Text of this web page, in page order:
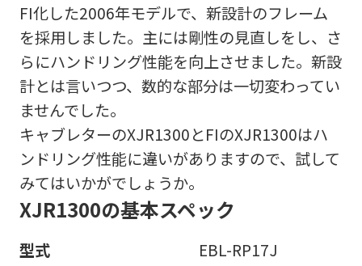
FI化した2006年モデルで、新設計のフレーム
を採用しました。主には剛性の見直しをし、さ
らにハンドリング性能を向上させました。新設
計とは言いつつ、数的な部分は一切変わってい
ませんでした。
キャブレターのXJR1300とFIのXJR1300はハ
ンドリング性能に違いがありますので、試して
みてはいかがでしょうか。
XJR1300の基本スペック
型式
EBL-RP17J